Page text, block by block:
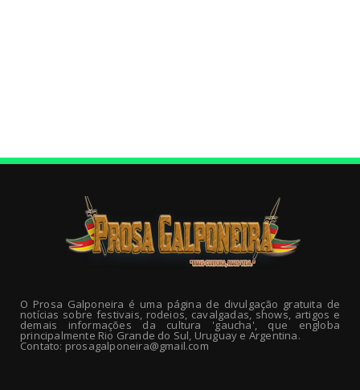
O Prosa Galponeira é uma página de divulgação gratuita de
notícias sobre festivais, rodeios, cavalgadas, shows, artigos e
demais informações da cultura 'gaucha', que engloba
principalmente Rio Grande do Sul, Uruguay e Argentina.
Contato: prosagalponeira@gmail.com